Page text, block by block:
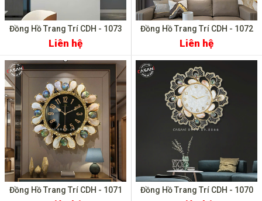
Đồng Hồ Trang Trí CDH - 1073
Liên hệ
Đồng Hồ Trang Trí CDH - 1072
Liên hệ
Đồng Hồ Trang Trí CDH - 1071 Đồng Hồ Trang Trí CDH - 1070